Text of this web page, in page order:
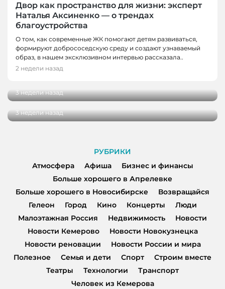
Двор как пространство для жизни: эксперт
Наталья Аксиненко — о трендах
благоустройства
О том, как современные ЖК помогают детям развиваться,
формируют добрососедскую среду и создают узнаваемый
образ, в нашем эксклюзивном интервью рассказала..
2 недели назад
БИЗНЕС И ФИНАНСЫ, НОВОСТИ, НОВОСТИ
КЕМЕРОВО
В Кемерове проведут полезную встречу для
владельцев и руководителей медицинских
3 недели назад
АТМОСФЕРА
современная жилая среда
3 недели назад
РУБРИКИ
Атмосфера
Афиша
Бизнес и финансы
Больше хорошего в Апрелевке
Больше хорошего в Новосибирске
Возвращайся
Гелеон
Город Кино Концерты
Люди
Малоэтажная Россия
Недвижимость
Новости
Новости Кемерово
Новости Новокузнецка
Новости реновации
Новости России и мира
Полезное
Семья и дети Спорт
Строим вместе
Театры
Технологии
Транспорт
Человек из Кемерова